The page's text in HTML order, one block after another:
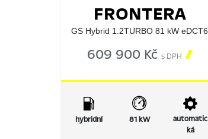
FRONTERA
GS Hybrid 1.2TURBO 81 kW eDCT6
609 900 Kč s DPH 
hybridní 81 kW
automatic
ká